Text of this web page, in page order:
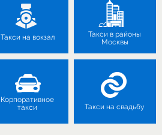
Такси на вокзал
Такси в районы
Москвы
Корпоративное
такси
Такси на свадьбу